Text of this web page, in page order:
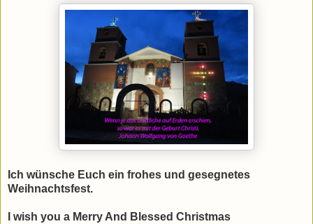
Ich wünsche Euch ein frohes und gesegnetes
Weihnachtsfest.
I wish you a Merry And Blessed Christmas